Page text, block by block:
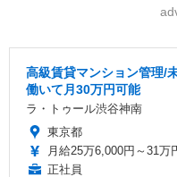
高級賃貸マンション管理/
働いて月30万円可能
ラ・トゥール渋谷神南
東京都
月給25万6,000円～31万
正社員